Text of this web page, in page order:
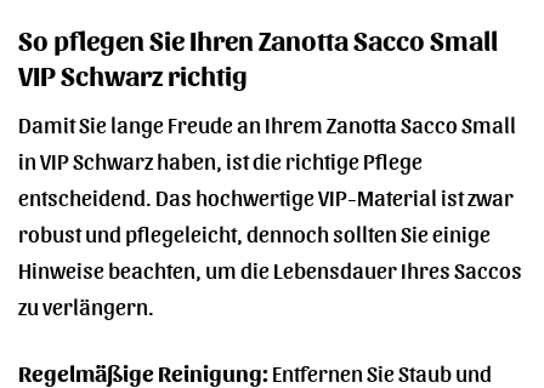
So pflegen Sie Ihren Zanotta Sacco Small
VIP Schwarz richtig
Damit Sie lange Freude an Ihrem Zanotta Sacco Small
in VIP Schwarz haben, ist die richtige Pflege
entscheidend. Das hochwertige VIP-Material ist zwar
robust und pflegeleicht, dennoch sollten Sie einige
Hinweise beachten, um die Lebensdauer Ihres Saccos
zu verlängern.
Regelmäßige Reinigung:Entfernen Sie Staub und